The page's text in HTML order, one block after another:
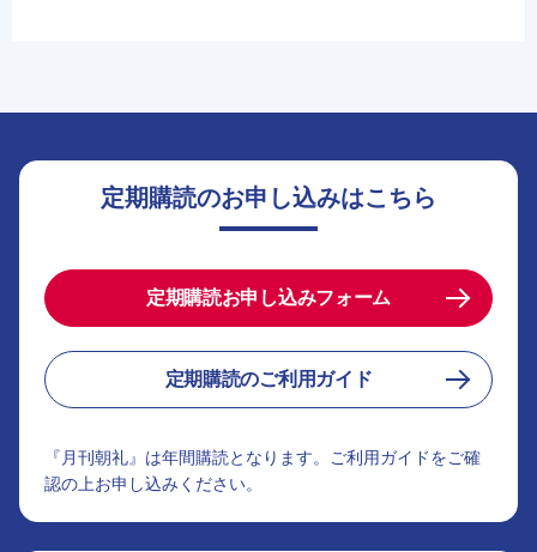
定期購読のお申し込みはこちら
定期購読お申し込みフォーム
定期購読のご利用ガイド
『月刊朝礼』は年間購読となります。ご利用ガイドをご確
認の上お申し込みください。